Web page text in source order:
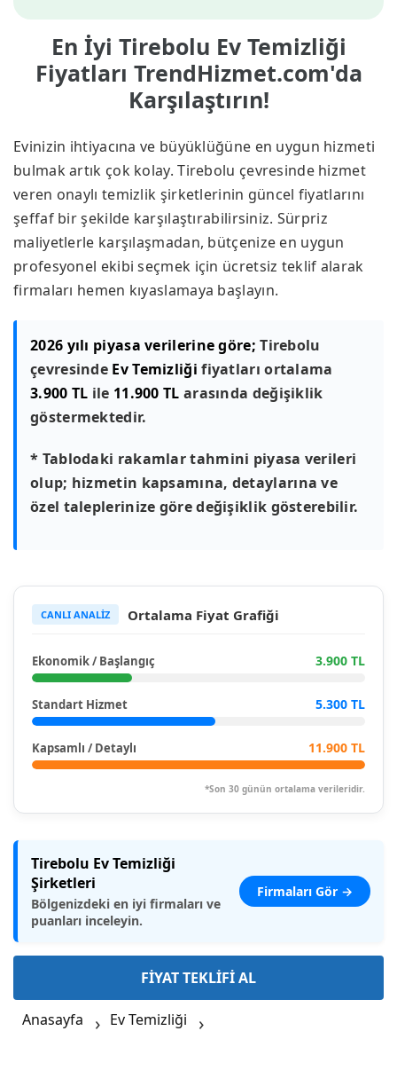
En İyi Tirebolu Ev Temizliği
Fiyatları TrendHizmet.com'da
Karşılaştırın!
Evinizin ihtiyacına ve büyüklüğüne en uygun hizmeti
bulmak artık çok kolay. Tirebolu çevresinde hizmet
veren onaylı temizlik şirketlerinin güncel fiyatlarını
şeffaf bir şekilde karşılaştırabilirsiniz. Sürpriz
maliyetlerle karşılaşmadan, bütçenize en uygun
profesyonel ekibi seçmek için ücretsiz teklif alarak
firmaları hemen kıyaslamaya başlayın.
2026 yılı piyasa verilerine göre; Tirebolu
çevresinde Ev Temizliği fiyatları ortalama
3.900 TL ile 11.900 TL arasında değişiklik
göstermektedir.
* Tablodaki rakamlar tahmini piyasa verileri
olup; hizmetin kapsamına, detaylarına ve
özel taleplerinize göre değişiklik gösterebilir.
CANLI ANALİZ Ortalama Fiyat Grafiği
Ekonomik / Başlangıç 3.900 TL
Standart Hizmet 5.300 TL
Kapsamlı / Detaylı 11.900 TL
*Son 30 günün ortalama verileridir.
Tirebolu Ev Temizliği
Şirketleri
Bölgenizdeki en iyi firmaları ve
puanları inceleyin.
Firmaları Gör →
FİYAT TEKLİFİ AL
Anasayfa Ev Temizliği